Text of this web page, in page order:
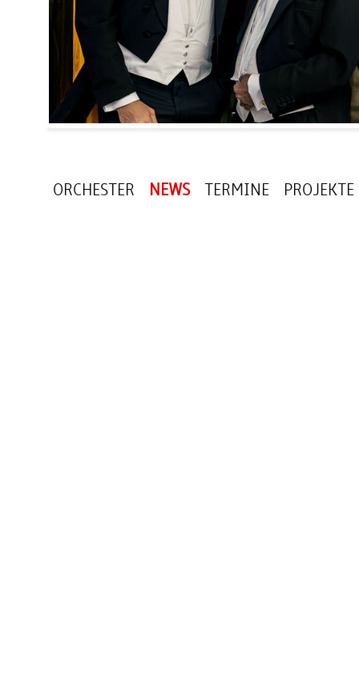
ORCHESTER NEWS TERMINE PROJEKTE